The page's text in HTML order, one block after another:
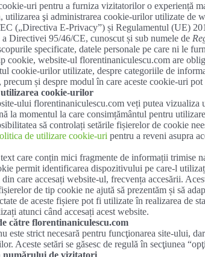
uri pentru a furniza vizitatorilor o experiență
utilizarea şi administrarea cookie-urilor utilizate de
(„Directiva E-Privacy”) și Regulamentul (UE)
a Directivei 95/46/CE, cunoscut și sub numele de
specificate, datele personale pe care ni le
cookie, website-ul florentinaniculescu.com are
cookie-urilor utilizate, despre categoriile de
precum și despre modul în care aceste cookie-uri
cookie-urilor
ului florentinaniculescu.com veți putea
la momentul la care consimțământul pentru
să controlați setările fișierelor de cookie
de utilizare cookie-uri pentru a reveni asupra
care conțin mici fragmente de informații trimise
permit identificarea dispozitivului pe care-l
din care accesați website-ul, frecvența accesării.
de tip cookie ne ajută să prezentăm și să
de aceste fișiere pot fi utilizate în realizarea de
atunci când accesați acest website.
către florentinaniculescu.com
strict necesară pentru funcţionarea site-ului,
Aceste setări se găsesc de regulă în secţiunea
numărului de vizitatori